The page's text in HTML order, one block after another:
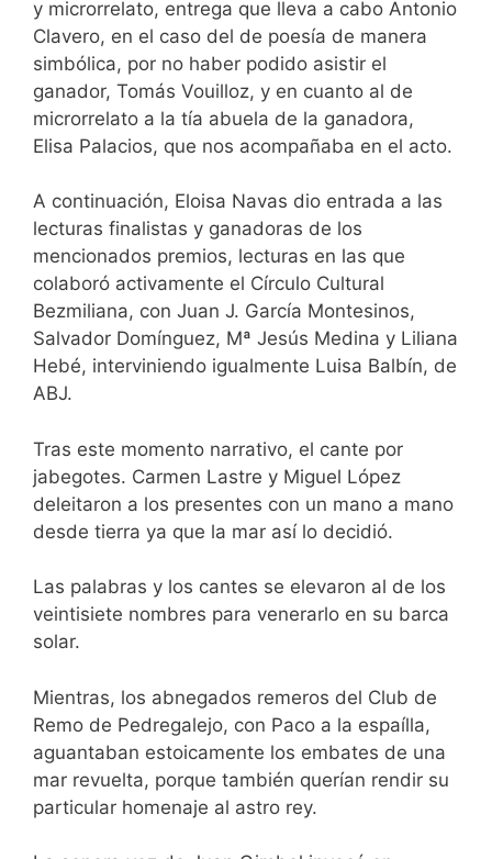
y microrrelato, entrega que lleva a cabo Antonio
Clavero, en el caso del de poesía de manera
simbólica, por no haber podido asistir el
ganador, Tomás Vouilloz, y en cuanto al de
microrrelato a la tía abuela de la ganadora,
Elisa Palacios, que nos acompañaba en el acto.
A continuación, Eloisa Navas dio entrada a las
lecturas finalistas y ganadoras de los
mencionados premios, lecturas en las que
colaboró activamente el Círculo Cultural
Bezmiliana, con Juan J. García Montesinos,
Salvador Domínguez, Mª Jesús Medina y Liliana
Hebé, interviniendo igualmente Luisa Balbín, de
ABJ.
Tras este momento narrativo, el cante por
jabegotes. Carmen Lastre y Miguel López
deleitaron a los presentes con un mano a mano
desde tierra ya que la mar así lo decidió.
Las palabras y los cantes se elevaron al de los
veintisiete nombres para venerarlo en su barca
solar.
Mientras, los abnegados remeros del Club de
Remo de Pedregalejo, con Paco a la espaílla,
aguantaban estoicamente los embates de una
mar revuelta, porque también querían rendir su
particular homenaje al astro rey.